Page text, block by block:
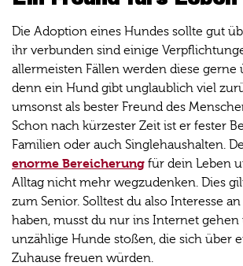
Die Adoption eines Hundes sollte gut
ihr verbunden sind einige
allermeisten Fällen werden diese
denn ein Hund gibt unglaublich viel
umsonst als bester Freund des
Schon nach kürzester Zeit ist er fester
Familien oder auch Singlehaushalten.
enorme Bereicherung für dein Leben
Alltag nicht mehr wegzudenken. Dies
zum Senior. Solltest du also Interesse
haben, musst du nur ins Internet
unzählige Hunde stoßen, die sich über
Zuhause freuen würden.